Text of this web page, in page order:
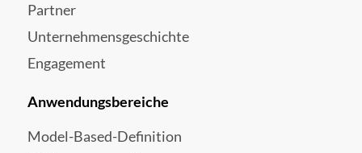
Partner
Unternehmensgeschichte
Engagement
Anwendungsbereiche
Model-Based-Definition